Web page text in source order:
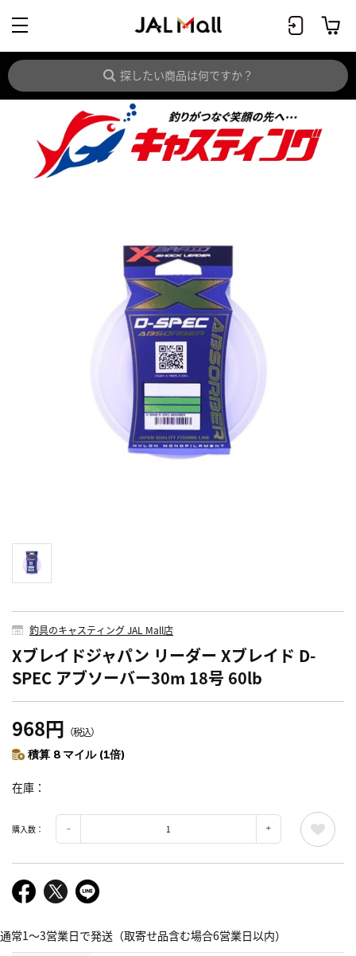
釣具のキャスティング JAL Mall店
Xブレイドジャパン リーダー Xブレイド D-
SPEC アブソーバー30m 18号 60lb
968円 （税込）
積算 8 マイル (1倍)
在庫
購入数：
通常1～3営業日で発送（取寄せ品含む場合6営業日以内）